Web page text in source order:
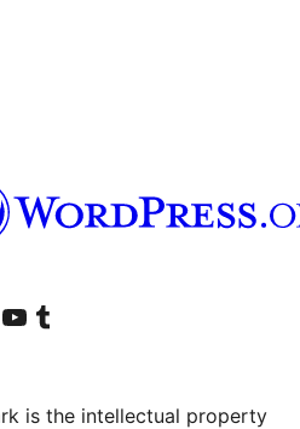
в LinkedIn
запись в TikTok
Посетите наш канал YouTube
Посетите нашу учётную запись в Tumblr
is the intellectual property